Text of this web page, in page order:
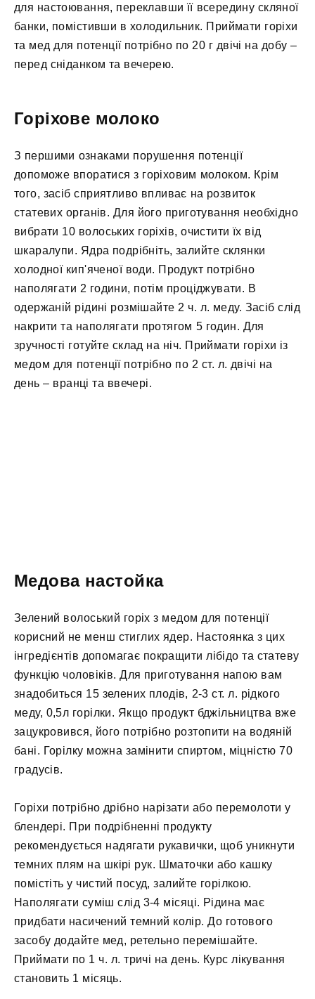
для настоювання, переклавши її всередину скляної
банки, помістивши в холодильник. Приймати горіхи
та мед для потенції потрібно по 20 г двічі на добу –
перед сніданком та вечерею.
Горіхове молоко
З першими ознаками порушення потенції
допоможе впоратися з горіховим молоком. Крім
того, засіб сприятливо впливає на розвиток
статевих органів. Для його приготування необхідно
вибрати 10 волоських горіхів, очистити їх від
шкаралупи. Ядра подрібніть, залийте склянки
холодної кип'яченої води. Продукт потрібно
наполягати 2 години, потім проціджувати. В
одержаній рідині розмішайте 2 ч. л. меду. Засіб слід
накрити та наполягати протягом 5 годин. Для
зручності готуйте склад на ніч. Приймати горіхи із
медом для потенції потрібно по 2 ст. л. двічі на
день – вранці та ввечері.
Медова настойка
Зелений волоський горіх з медом для потенції
корисний не менш стиглих ядер. Настоянка з цих
інгредієнтів допомагає покращити лібідо та статеву
функцію чоловіків. Для приготування напою вам
знадобиться 15 зелених плодів, 2-3 ст. л. рідкого
меду, 0,5л горілки. Якщо продукт бджільництва вже
зацукровився, його потрібно розтопити на водяній
бані. Горілку можна замінити спиртом, міцністю 70
градусів.
Горіхи потрібно дрібно нарізати або перемолоти у
блендері. При подрібненні продукту
рекомендується надягати рукавички, щоб уникнути
темних плям на шкірі рук. Шматочки або кашку
помістіть у чистий посуд, залийте горілкою.
Наполягати суміш слід 3-4 місяці. Рідина має
придбати насичений темний колір. До готового
засобу додайте мед, ретельно перемішайте.
Приймати по 1 ч. л. тричі на день. Курс лікування
становить 1 місяць.